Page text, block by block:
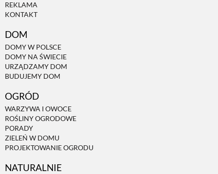
REKLAMA
KONTAKT
DOM
DOMY W POLSCE
DOMY NA ŚWIECIE
URZĄDZAMY DOM
BUDUJEMY DOM
OGRÓD
WARZYWA I OWOCE
ROŚLINY OGRODOWE
PORADY
ZIELEŃ W DOMU
PROJEKTOWANIE OGRODU
NATURALNIE